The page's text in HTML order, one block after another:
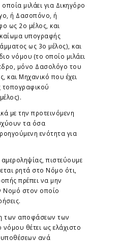
οποία μιλάει για Δικηγόρο
ή Δασοπόνο, ή
ως 2ο μέλος, και
υπογραφής
ως 3ο μέλος), και
νόμου (το οποίο μιλάει
μόνο Δασολόγο του
και Μηχανικό που έχει
τοπογραφικού
με την προτεινόμενη
τα όσα
ενότητα για
πιστεύουμε
ρητά στο Νόμο ότι,
πρέπει να μην
Νομό στον οποίο
των αποφάσεων των
θέτει ως ελάχιστο
υποθέσεων ανά